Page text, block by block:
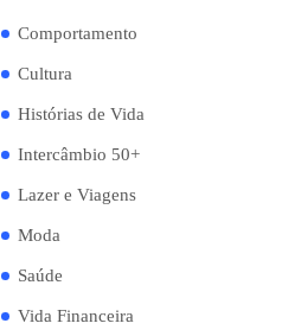
Comportamento
Cultura
Histórias de Vida
Intercâmbio 50+
Lazer e Viagens
Moda
Saúde
Vida Financeira